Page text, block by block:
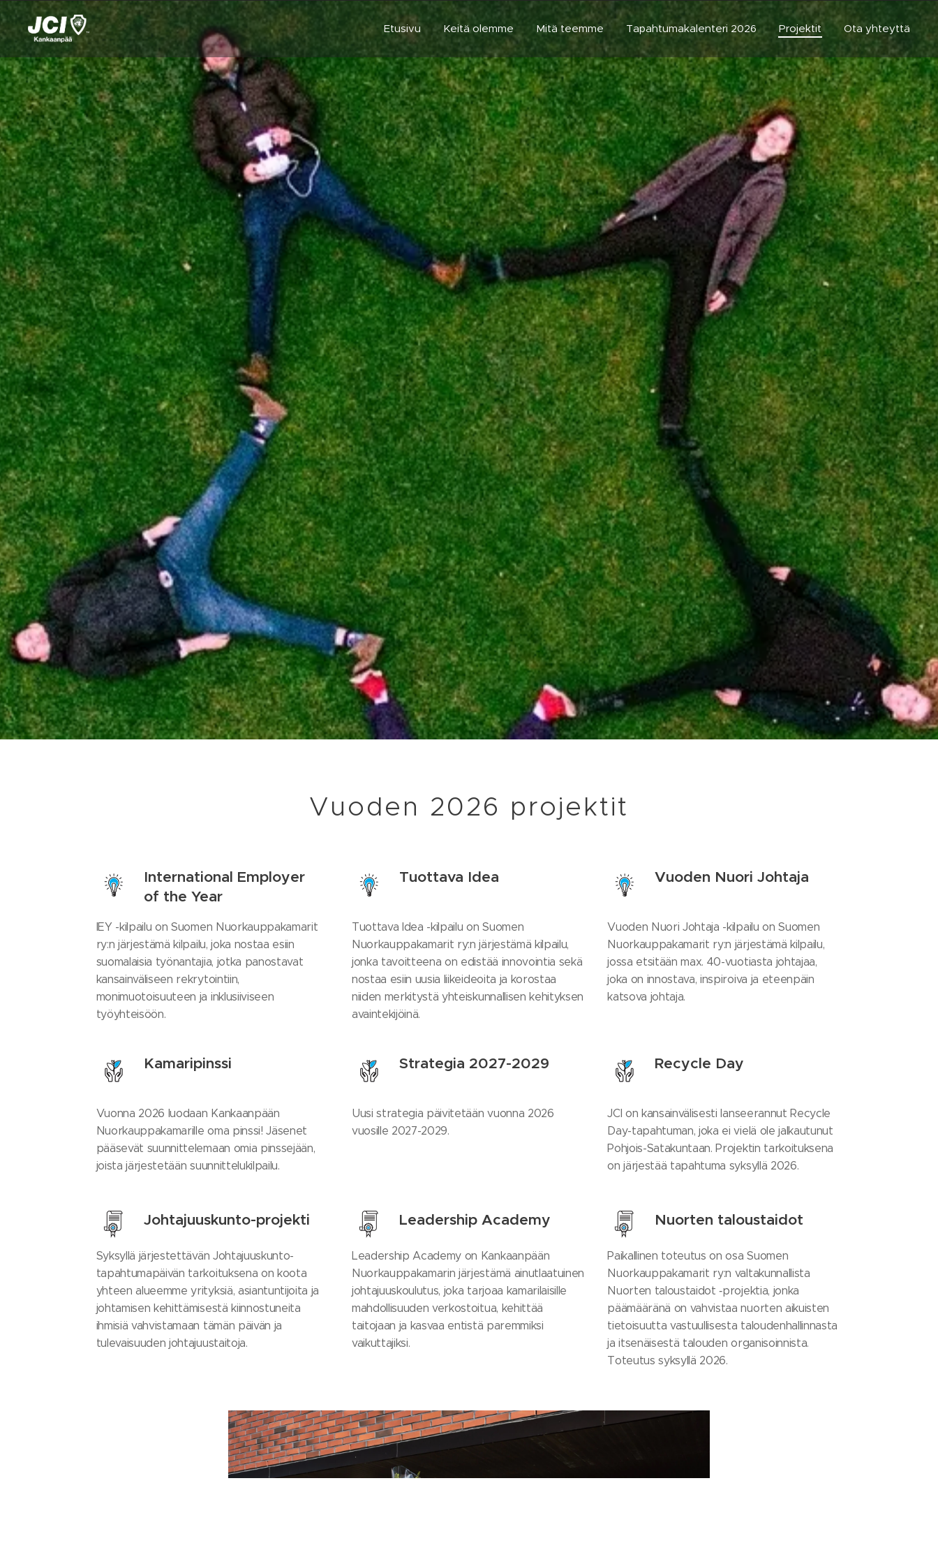
Etusivu Keitä olemme Mitä teemme Tapahtumakalenteri 2026 Projektit Ota yhteyttä
Vuoden 2026 projektit
International Employer
of the Year
IEY -kilpailu on Suomen Nuorkauppakamarit
ry:n järjestämä kilpailu, joka nostaa esiin
suomalaisia työnantajia, jotka panostavat
kansainväliseen rekrytointiin,
monimuotoisuuteen ja inklusiiviseen
työyhteisöön.
Tuottava Idea
Tuottava Idea -kilpailu on Suomen
Nuorkauppakamarit ry:n järjestämä kilpailu,
jonka tavoitteena on edistää innovointia sekä
nostaa esiin uusia liikeideoita ja korostaa
niiden merkitystä yhteiskunnallisen kehityksen
avaintekijöinä.
Vuoden Nuori Johtaja
Vuoden Nuori Johtaja -kilpailu on Suomen
Nuorkauppakamarit ry:n järjestämä kilpailu,
jossa etsitään max. 40-vuotiasta johtajaa,
joka on innostava, inspiroiva ja eteenpäin
katsova johtaja.
Kamaripinssi
Vuonna 2026 luodaan Kankaanpään
Nuorkauppakamarille oma pinssi! Jäsenet
pääsevät suunnittelemaan omia pinssejään,
joista järjestetään suunnittelukilpailu.
Strategia 2027-2029
Uusi strategia päivitetään vuonna 2026
vuosille 2027-2029.
Recycle Day
JCI on kansainvälisesti lanseerannut Recycle
Day-tapahtuman, joka ei vielä ole jalkautunut
Pohjois-Satakuntaan. Projektin tarkoituksena
on järjestää tapahtuma syksyllä 2026.
Johtajuuskunto-projekti
Syksyllä järjestettävän Johtajuuskunto-
tapahtumapäivän tarkoituksena on koota
yhteen alueemme yrityksiä, asiantuntijoita ja
johtamisen kehittämisestä kiinnostuneita
ihmisiä vahvistamaan tämän päivän ja
tulevaisuuden johtajuustaitoja.
Leadership Academy
Leadership Academy on Kankaanpään
Nuorkauppakamarin järjestämä ainutlaatuinen
johtajuuskoulutus, joka tarjoaa kamarilaisille
mahdollisuuden verkostoitua, kehittää
taitojaan ja kasvaa entistä paremmiksi
vaikuttajiksi.
Nuorten taloustaidot
Paikallinen toteutus on osa Suomen
Nuorkauppakamarit ry:n valtakunnallista
Nuorten taloustaidot ‑projektia, jonka
päämääränä on vahvistaa nuorten aikuisten
tietoisuutta vastuullisesta taloudenhallinnasta
ja itsenäisestä talouden organisoinnista.
Toteutus syksyllä 2026.